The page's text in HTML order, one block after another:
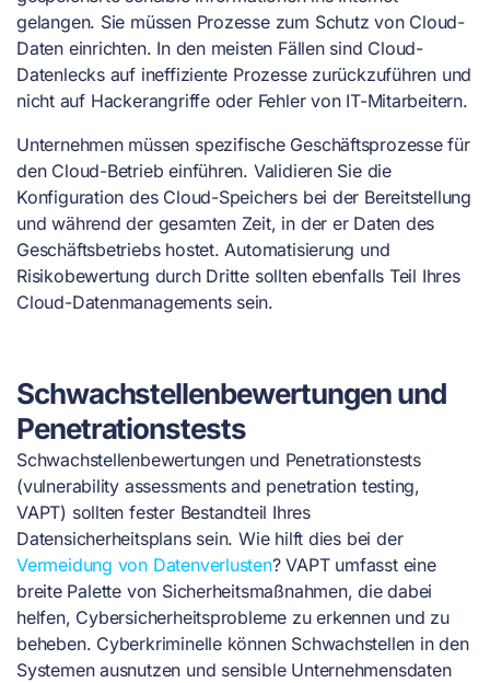
gelangen. Sie müssen Prozesse zum Schutz von Cloud-
Daten einrichten. In den meisten Fällen sind Cloud-
Datenlecks auf ineffiziente Prozesse zurückzuführen und
nicht auf Hackerangriffe oder Fehler von IT-Mitarbeitern.
Unternehmen müssen spezifische Geschäftsprozesse für
den Cloud-Betrieb einführen. Validieren Sie die
Konfiguration des Cloud-Speichers bei der Bereitstellung
und während der gesamten Zeit, in der er Daten des
Geschäftsbetriebs hostet. Automatisierung und
Risikobewertung durch Dritte sollten ebenfalls Teil Ihres
Cloud-Datenmanagements sein.
Schwachstellenbewertungen und
Penetrationstests
Schwachstellenbewertungen und Penetrationstests
(vulnerability assessments and penetration testing,
VAPT) sollten fester Bestandteil Ihres
Datensicherheitsplans sein. Wie hilft dies bei der
Vermeidung von Datenverlusten? VAPT umfasst eine
breite Palette von Sicherheitsmaßnahmen, die dabei
helfen, Cybersicherheitsprobleme zu erkennen und zu
beheben. Cyberkriminelle können Schwachstellen in den
Systemen ausnutzen und sensible Unternehmensdaten